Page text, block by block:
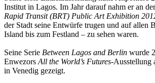
Institut in Lagos. Im Jahr darauf nahm er an
Rapid Transit (BRT) Public Art Exhibition
der Stadt seine Entwürfe trugen und auf allen
Island bis zum Festland – zu sehen waren.
Seine Serie Between Lagos and Berlin wurde
Enwezors All the World’s Futures-Ausstellung
in Venedig gezeigt.